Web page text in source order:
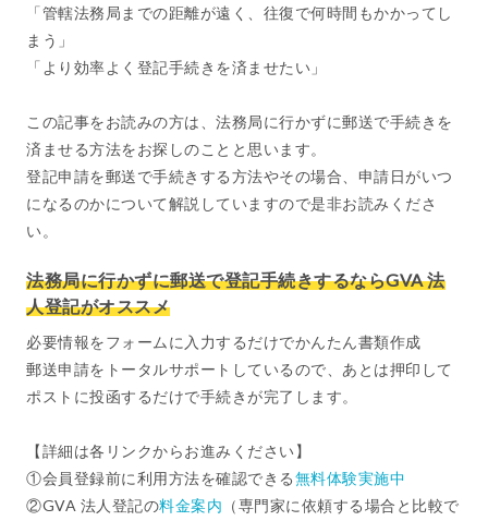
「管轄法務局までの距離が遠く、往復で何時間もかかってし
まう」
「より効率よく登記手続きを済ませたい」
この記事をお読みの方は、法務局に行かずに郵送で手続きを
済ませる方法をお探しのことと思います。
登記申請を郵送で手続きする方法やその場合、申請日がいつ
になるのかについて解説していますので是非お読みくださ
い。
法務局に行かずに郵送で登記手続きするならGVA 法
人登記がオススメ
必要情報をフォームに入力するだけでかんたん書類作成
郵送申請をトータルサポートしているので、あとは押印して
ポストに投函するだけで手続きが完了します。
【詳細は各リンクからお進みください】
①会員登録前に利用方法を確認できる無料体験実施中
②GVA 法人登記の料金案内 （専門家に依頼する場合と比較で